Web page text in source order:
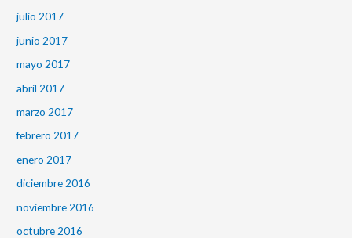
julio 2017
junio 2017
mayo 2017
abril 2017
marzo 2017
febrero 2017
enero 2017
diciembre 2016
noviembre 2016
octubre 2016